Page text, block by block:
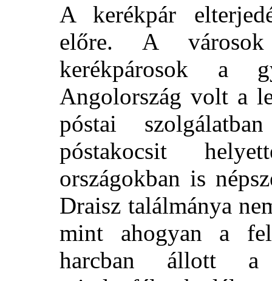
A kerékpár
előre. A
kerékpárosok a
Angolország volt a
póstai
póstakocsit
országokban is
Draisz találmánya
mint ahogyan a
harcban állott a